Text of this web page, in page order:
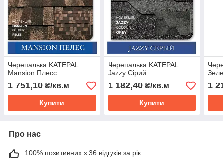
Черепалька KATEPAL
Mansion Плесс
1 751,10 ₴/кв.м
Купити
Черепалька KATEPAL
Jazzy Сірий
1 182,40₴/кв.м
Купити
1
Про нас
100% позитивних з 36 відгуків за рік